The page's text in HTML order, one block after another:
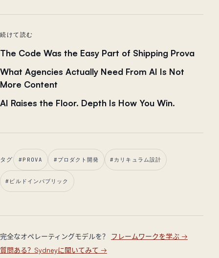
続けて読む
The Code Was the Easy Part of Shipping Prova
What Agencies Actually Need From AI Is Not
More Content
AI Raises the Floor. Depth Is How You Win.
タグ #PROVA #プロダクト開発 #カリキュラム設計
# ビルドインパブリック
完全なオペレーティングモデルを？ フレームワークを学ぶ →
質問ある？Sydneyに聞いてみて →